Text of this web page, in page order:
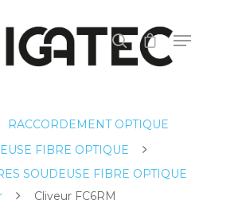
RACCORDEMENT OPTIQUE
FIBRE OPTIQUE
SOUDEUSE FIBRE OPTIQUE
Cliveur FC6RM